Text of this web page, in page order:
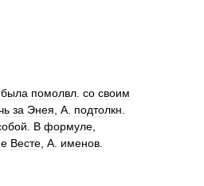
была помолвл со своим
за Энея А подтолкн
В формуле
Весте А именов